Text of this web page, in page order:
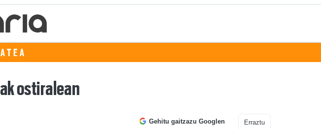
ostiralean
Gehitu gaitzazu Googlen Erraztu